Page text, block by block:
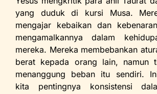
yang duduk di kursi Musa.
mengajar kebaikan dan
mengamalkannya dalam
mereka. Mereka membebankan
berat kepada orang lain, namun
menanggung beban itu sendiri.
kita pentingnya konsistensi